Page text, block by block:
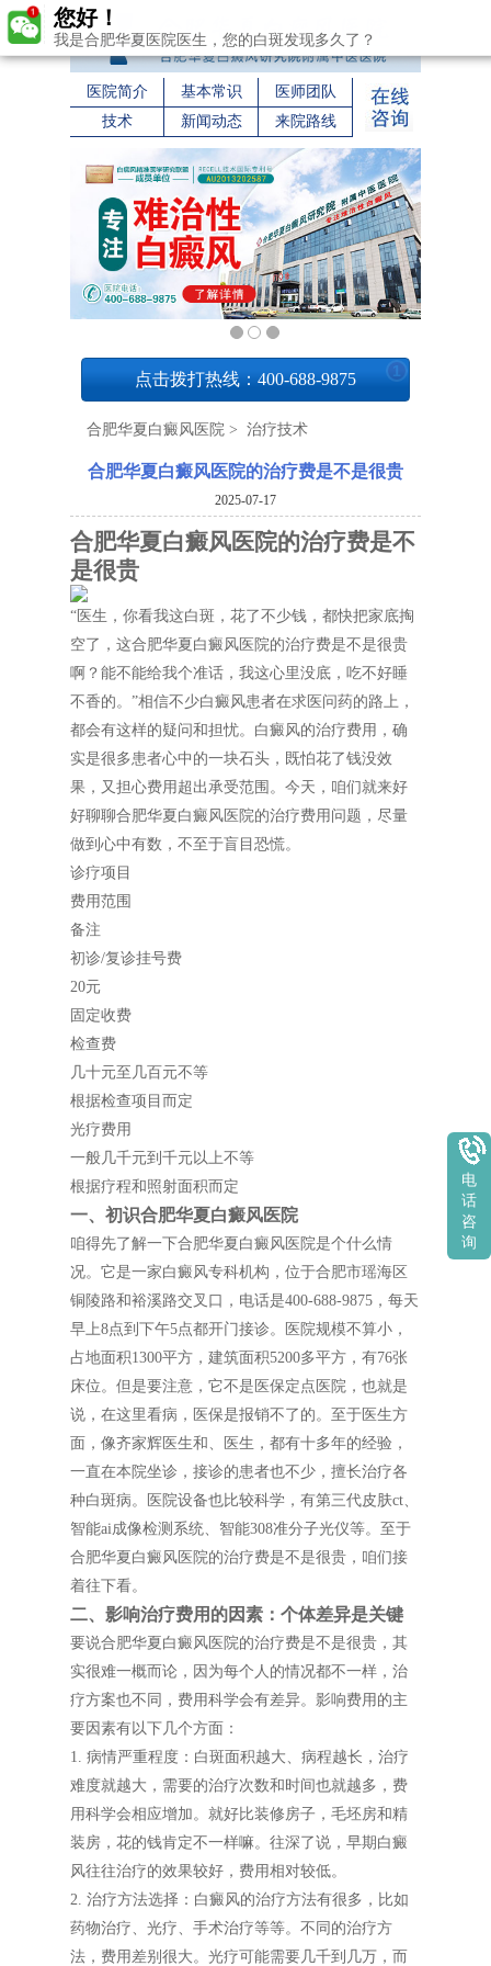
医院简介 基本常识
医师团队
技术
新闻动态 来院路线
点击拨打热线：400-688-9875 1
合肥华夏白癜风医院 > 治疗技术
合肥华夏白癜风医院的治疗费是不是很贵
2025-07-17
合肥华夏白癜风医院的治疗费是不
是很贵
“医生，你看我这白斑，花了不少钱，都快把家底掏
空了，这合肥华夏白癜风医院的治疗费是不是很贵
啊？能不能给我个准话，我这心里没底，吃不好睡
不香的。”相信不少白癜风患者在求医问药的路上，
都会有这样的疑问和担忧。白癜风的治疗费用，确
实是很多患者心中的一块石头，既怕花了钱没效
果，又担心费用超出承受范围。今天，咱们就来好
好聊聊合肥华夏白癜风医院的治疗费用问题，尽量
做到心中有数，不至于盲目恐慌。
诊疗项目
费用范围
备注
初诊/复诊挂号费
20元
固定收费
检查费
几十元至几百元不等
根据检查项目而定
光疗费用
一般几千元到千元以上不等
根据疗程和照射面积而定
一、初识合肥华夏白癜风医院
咱得先了解一下合肥华夏白癜风医院是个什么情
况。它是一家白癜风专科机构，位于合肥市瑶海区
铜陵路和裕溪路交叉口，电话是400-688-9875，每天
早上8点到下午5点都开门接诊。医院规模不算小，
占地面积1300平方，建筑面积5200多平方，有76张
床位。但是要注意，它不是医保定点医院，也就是
说，在这里看病，医保是报销不了的。至于医生方
面，像齐家辉医生和、医生，都有十多年的经验，
一直在本院坐诊，接诊的患者也不少，擅长治疗各
种白斑病。医院设备也比较科学，有第三代皮肤ct、
智能ai成像检测系统、智能308准分子光仪等。至于
合肥华夏白癜风医院的治疗费是不是很贵，咱们接
着往下看。
二、影响治疗费用的因素：个体差异是关键
要说合肥华夏白癜风医院的治疗费是不是很贵，其
实很难一概而论，因为每个人的情况都不一样，治
疗方案也不同，费用科学会有差异。影响费用的主
要因素有以下几个方面：
1. 病情严重程度：白斑面积越大、病程越长，治疗
难度就越大，需要的治疗次数和时间也就越多，费
用科学会相应增加。就好比装修房子，毛坯房和精
装房，花的钱肯定不一样嘛。往深了说，早期白癜
风往往治疗的效果较好，费用相对较低。
2. 治疗方法选择：白癜风的治疗方法有很多，比如
药物治疗、光疗、手术治疗等等。不同的治疗方
法，费用差别很大。光疗可能需要几千到几万，而
您好！
我是合肥华夏医院医生，您的白斑发现多久了？
电
话
咨
询